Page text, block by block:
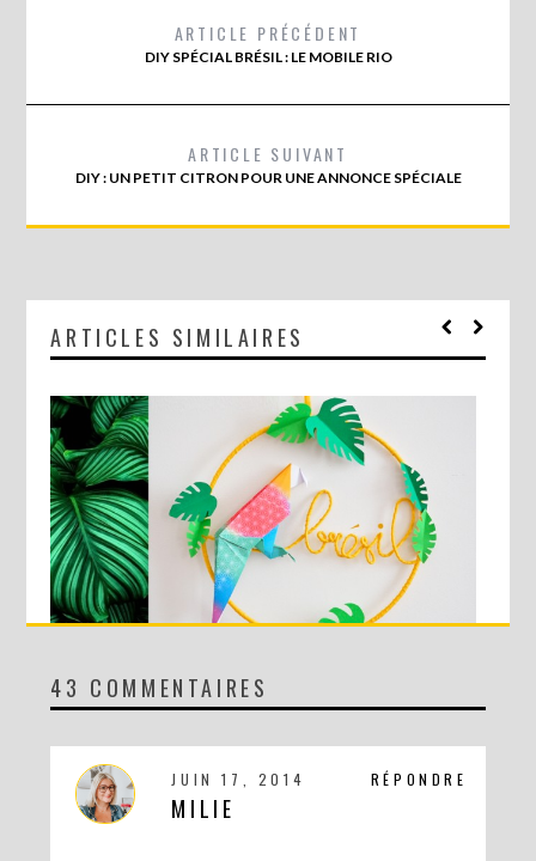
ARTICLE PRÉCÉDENT
DIY SPÉCIAL BRÉSIL : LE MOBILE RIO
ARTICLE SUIVANT
DIY : UN PETIT CITRON POUR UNE ANNONCE SPÉCIALE
ARTICLES SIMILAIRES
DIY SPÉCIAL BRÉSIL : LE MOBILE RIO
43 COMMENTAIRES
RÉPONDRE
JUIN 17, 2014
MILIE